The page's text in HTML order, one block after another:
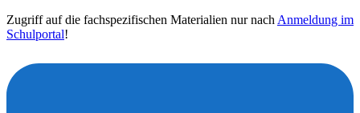
Zugriff auf die fachspezifischen Materialien nur nach Anmeldung im
Schulportal!